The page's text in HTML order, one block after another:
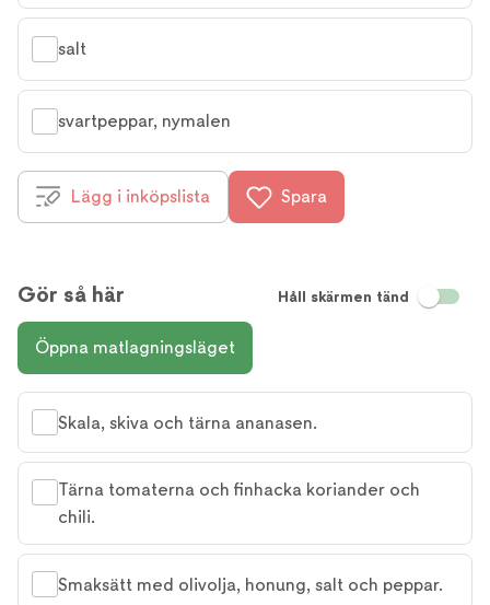
salt
svartpeppar, nymalen
Lägg i inköpslista Spara
Gör så här Håll skärmen tänd
Öppna matlagningsläget
Skala, skiva och tärna ananasen.
Tärna tomaterna och finhacka koriander och
chili.
Smaksätt med olivolja, honung, salt och peppar.